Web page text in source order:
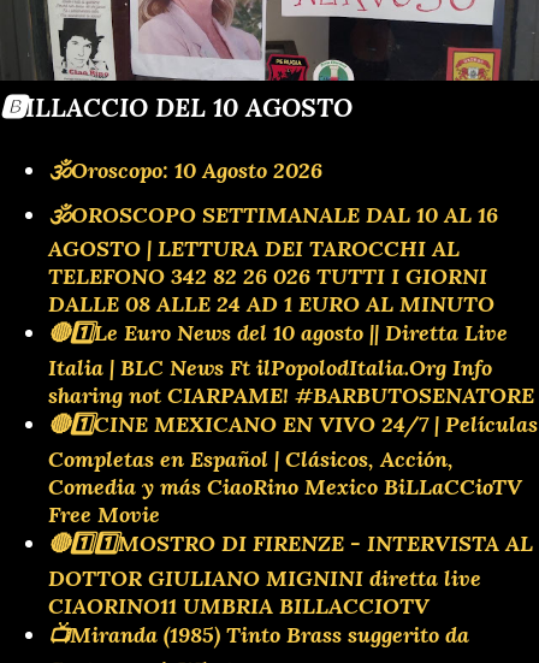
🅱️ILLACCIO DEL 10 AGOSTO
🕉Oroscopo: 10 Agosto 2026
🕉OROSCOPO SETTIMANALE DAL 10 AL 16
AGOSTO | LETTURA DEI TAROCCHI AL
TELEFONO 342 82 26 026 TUTTI I GIORNI
DALLE 08 ALLE 24 AD 1 EURO AL MINUTO
🔴1️⃣Le Euro News del 10 agosto || Diretta Live
Italia | BLC News Ft ilPopolodItalia.Org Info
sharing not CIARPAME! #BARBUTOSENATORE
🔴1️⃣CINE MEXICANO EN VIVO 24/7 | Películas
Completas en Español | Clásicos, Acción,
Comedia y más CiaoRino Mexico BiLLaCCioTV
Free Movie
🔴1️⃣1️⃣MOSTRO DI FIRENZE - INTERVISTA AL
DOTTOR GIULIANO MIGNINI diretta live
CIAORINO11 UMBRIA BILLACCIOTV
📺Miranda (1985) Tinto Brass suggerito da